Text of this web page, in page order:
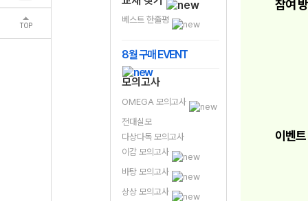
TOP
베스트 한줄평
8월 구매 EVENT
모의고사
OMEGA 모의고사
전대실모
다상다독 모의고사
이감 모의고사
바탕 모의고사
상상 모의고사
참여
이벤